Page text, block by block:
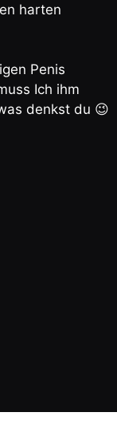
harten
Penis
Ich ihm
denkst du 😉